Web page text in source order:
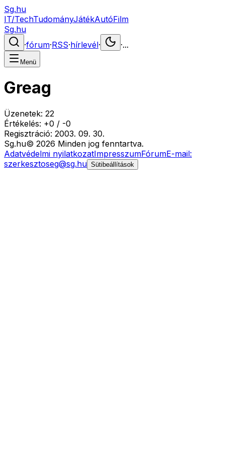
Sg.hu
IT/TechTudományJátékAutóFilm
Sg.hu
·fórum·RSS·hírlevél· ·...
Menü
Greag
Üzenetek: 22
Értékelés: +0 / -0
Regisztráció: 2003. 09. 30.
Sg.hu© 2026 Minden jog fenntartva.
Adatvédelmi nyilatkozatImpresszumFórumE-mail:
szerkesztoseg@sg.hu Sütibeállítások